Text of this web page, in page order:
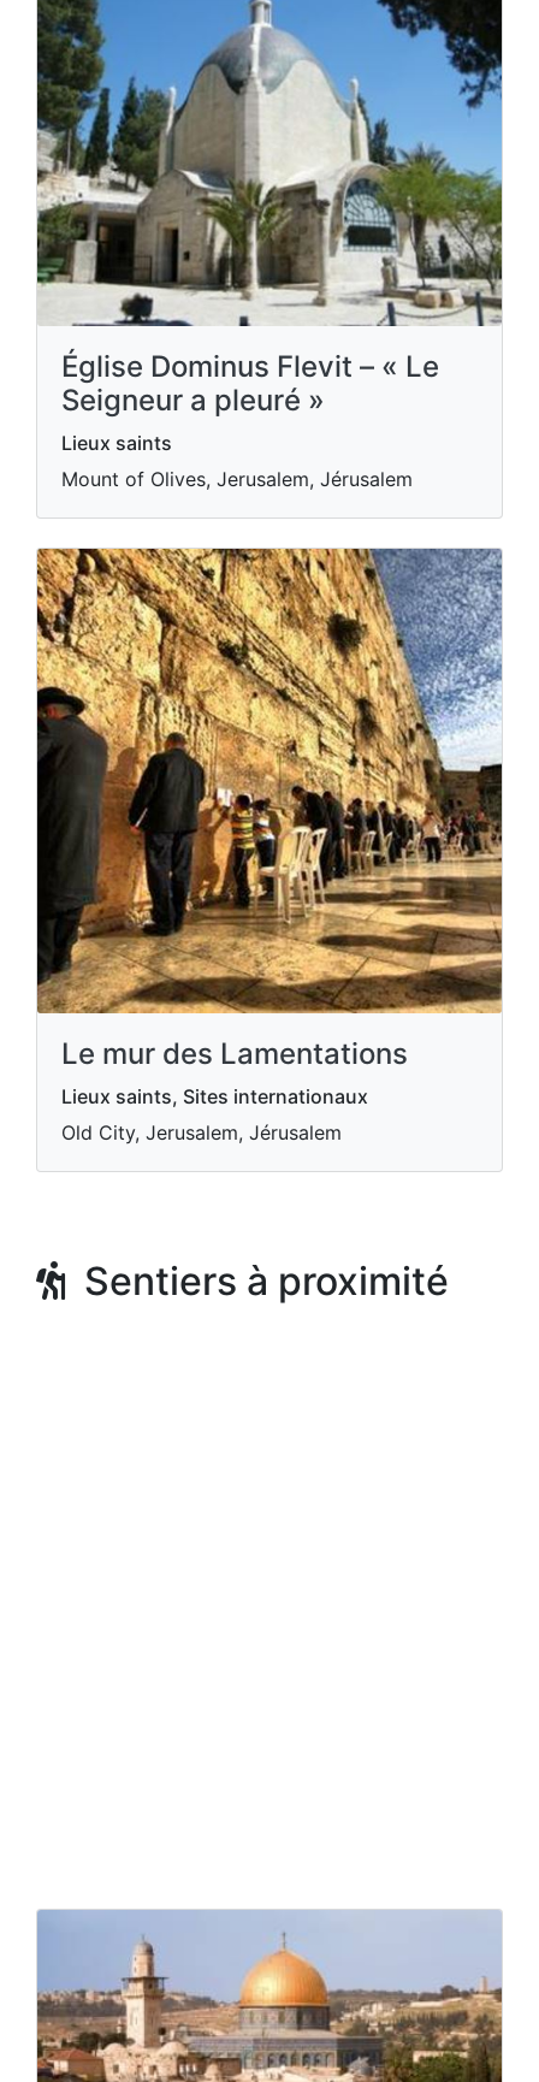
Église Dominus Flevit – « Le
Seigneur a pleuré »
Lieux saints
Mount of Olives, Jerusalem, Jérusalem
Le mur des Lamentations
Lieux saints, Sites internationaux
Old City, Jerusalem, Jérusalem
Sentiers à proximité